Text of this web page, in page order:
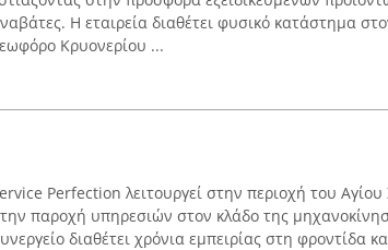
Η εταιρεία διαθέτει φυσικό κατάστημα
Κρυονερίου ...
Perfection λειτουργεί στην περιοχή του Αγίου
παροχή υπηρεσιών στον κλάδο της
διαθέτει χρόνια εμπειρίας στη φροντίδα